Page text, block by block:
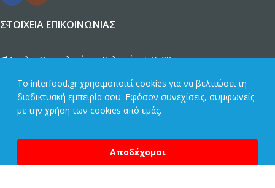
ΣΤΟΙΧΕΊΑ ΕΠΙΚΟΙΝΩΝΊΑΣ
4ο χλμ. Θεσσαλονίκης, Καλοχώρι 546 28
info@interfood.gr
To interfood.gr χρησιμοποιεί cookies για να βελτιώσει τη
διαδικτυακή εμπειρία σου. Εφόσον συνεχίσεις, συμφωνείς
με την χρήση των cookies από εμάς.
Αποδέχομαι